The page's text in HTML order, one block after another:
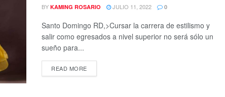
BY KAMING ROSARIO JULIO 11, 2022 0
Santo Domingo RD,>Cursar la carrera de estilismo y
salir como egresados a nivel superior no será sólo un
sueño para...
READ MORE